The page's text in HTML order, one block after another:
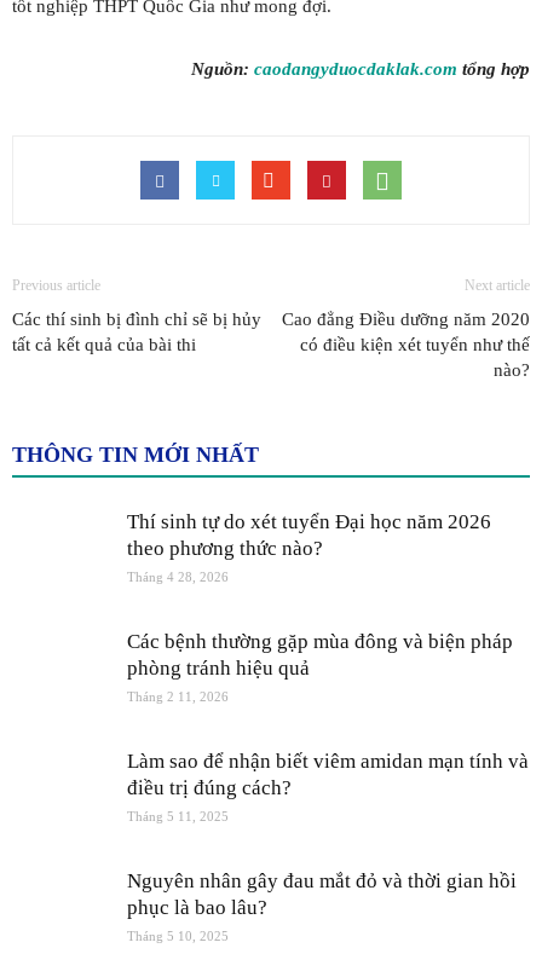
tốt nghiệp THPT Quốc Gia như mong đợi.
Nguồn: caodangyduocdaklak.com tổng hợp
Previous article
Các thí sinh bị đình chỉ sẽ bị hủy
tất cả kết quả của bài thi
Next article
Cao đẳng Điều dưỡng năm 2020
có điều kiện xét tuyển như thế
nào?
THÔNG TIN MỚI NHẤT
Thí sinh tự do xét tuyển Đại học năm 2026
theo phương thức nào?
Tháng 4 28, 2026
Các bệnh thường gặp mùa đông và biện pháp
phòng tránh hiệu quả
Tháng 2 11, 2026
Làm sao để nhận biết viêm amidan mạn tính và
điều trị đúng cách?
Tháng 5 11, 2025
Nguyên nhân gây đau mắt đỏ và thời gian hồi
phục là bao lâu?
Tháng 5 10, 2025